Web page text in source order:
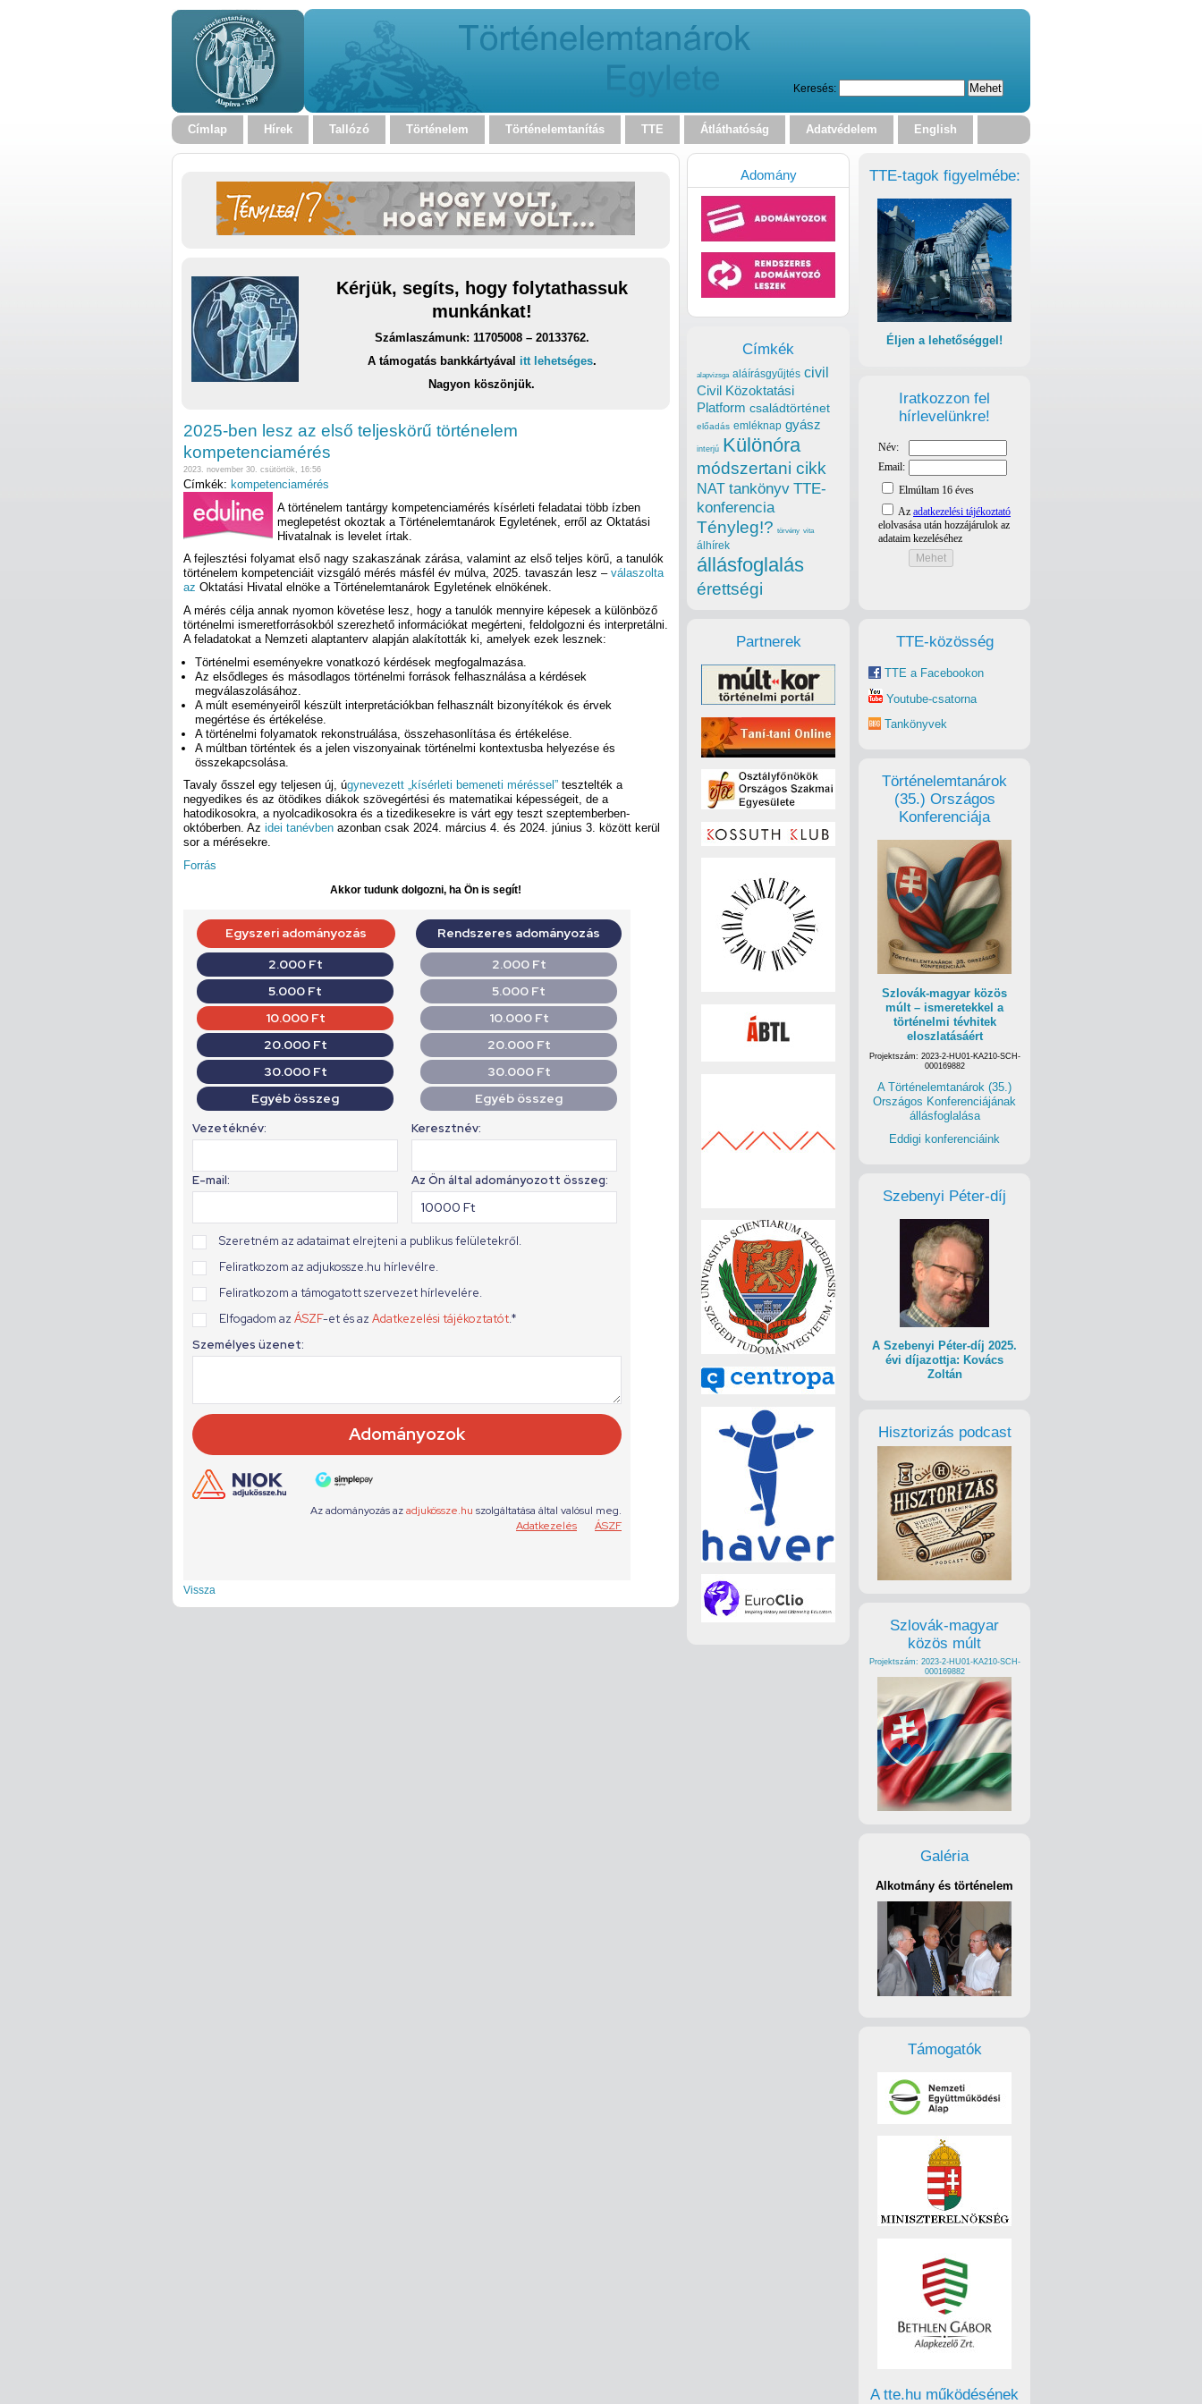
Keresés:
Címlap Hírek Tallózó Történelem Történelemtanítás TTE Átláthatóság Adatvédelem English
Kérjük, segíts, hogy folytathassuk
munkánkat!
Számlaszámunk: 11705008 – 20133762.
A támogatás bankkártyával itt lehetséges.
Nagyon köszönjük.
2025-ben lesz az első teljeskörű történelem
kompetenciamérés
2023. november 30. csütörtök, 16:56
Címkék: kompetenciamérés
A történelem tantárgy kompetenciamérés kísérleti feladatai több ízben
meglepetést okoztak a Történelemtanárok Egyletének, erről az Oktatási
Hivatalnak is levelet írtak.
A fejlesztési folyamat első nagy szakaszának zárása, valamint az első teljes körű, a tanulók
történelem kompetenciáit vizsgáló mérés másfél év múlva, 2025. tavaszán lesz – válaszolta
az Oktatási Hivatal elnöke a Történelemtanárok Egyletének elnökének.
A mérés célja annak nyomon követése lesz, hogy a tanulók mennyire képesek a különböző
történelmi ismeretforrásokból szerezhető információkat megérteni, feldolgozni és interpretálni.
A feladatokat a Nemzeti alaptanterv alapján alakították ki, amelyek ezek lesznek:
Történelmi eseményekre vonatkozó kérdések megfogalmazása.
Az elsődleges és másodlagos történelmi források felhasználása a kérdések
megválaszolásához.
A múlt eseményeiről készült interpretációkban felhasznált bizonyítékok és érvek
megértése és értékelése.
A történelmi folyamatok rekonstruálása, összehasonlítása és értékelése.
A múltban történtek és a jelen viszonyainak történelmi kontextusba helyezése és
összekapcsolása.
Tavaly ősszel egy teljesen új, úgynevezett „kísérleti bemeneti méréssel” tesztelték a
negyedikes és az ötödikes diákok szövegértési és matematikai képességeit, de a
hatodikosokra, a nyolcadikosokra és a tizedikesekre is várt egy teszt szeptemberben-
októberben. Az idei tanévben azonban csak 2024. március 4. és 2024. június 3. között kerül
sor a mérésekre.
Forrás
Akkor tudunk dolgozni, ha Ön is segít!
Vissza
TTE-tagok figyelmébe:
Éljen a lehetőséggel!
Iratkozzon fel
hírlevelünkre!
TTE-közösség
TTE a Facebookon
Youtube-csatorna
Tankönyvek
Történelemtanárok
(35.) Országos
Konferenciája
Szlovák-magyar közös
múlt – ismeretekkel a
történelmi tévhitek
eloszlatásáért
Projektszám: 2023-2-HU01-KA210-SCH-
000169882
A Történelemtanárok (35.)
Országos Konferenciájának
állásfoglalása
Eddigi konferenciáink
Szebenyi Péter-díj
A Szebenyi Péter-díj 2025.
évi díjazottja: Kovács
Zoltán
Hisztorizás podcast
Szlovák-magyar
közös múlt
Projektszám: 2023-2-HU01-KA210-SCH-
000169882
Galéria
Alkotmány és történelem
Támogatók
A tte.hu működésének
Adomány
Címkék
alapvizsga aláírásgyűjtés civil
Civil Közoktatási
Platform családtörténet
előadás emléknap gyász
interjú Különóra
módszertani cikk
NAT tankönyv TTE-
konferencia
Tényleg!? törvény vita
álhírek
állásfoglalás
érettségi
Partnerek